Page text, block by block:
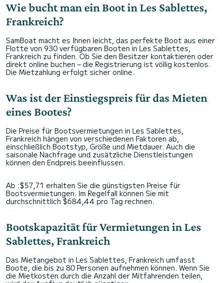
Wie bucht man ein Boot in Les Sablettes,
Frankreich?
SamBoat macht es Ihnen leicht, das perfekte Boot aus einer
Flotte von 930 verfügbaren Booten in Les Sablettes,
Frankreich zu finden. Ob Sie den Besitzer kontaktieren oder
direkt online buchen – die Registrierung ist völlig kostenlos.
Die Mietzahlung erfolgt sicher online.
Was ist der Einstiegspreis für das Mieten
eines Bootes?
Die Preise für Bootsvermietungen in Les Sablettes,
Frankreich hängen von verschiedenen Faktoren ab,
einschließlich Bootstyp, Größe und Mietdauer. Auch die
saisonale Nachfrage und zusätzliche Dienstleistungen
können den Endpreis beeinflussen.
Ab :$57,71 erhalten Sie die günstigsten Preise für
Bootsvermietungen. Im Regelfall können Sie mit
durchschnittlich $684,44 pro Tag rechnen.
Bootskapazität für Vermietungen in Les
Sablettes, Frankreich
Das Mietangebot in Les Sablettes, Frankreich umfasst
Boote, die bis zu 80 Personen aufnehmen können. Wenn Sie
die Mietkosten durch die Anzahl der Mitfahrenden teilen,